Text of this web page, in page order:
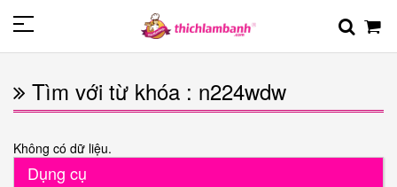
Tìm với từ khóa : n224wdw
Không có dữ liệu.
Dụng cụ